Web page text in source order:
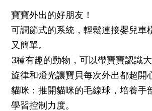
寶寶外出的好朋友！
可調節式的系統，輕鬆連接嬰兒車
又簡單。
3種有趣的動物，可以帶寶寶認識
旋律和燈光讓寶貝每次外出都超開
貓咪：推開貓咪的毛線球，培養手
學習控制力度。